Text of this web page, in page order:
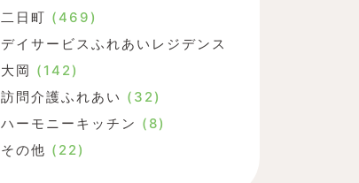
二日町 (469)
デイサービスふれあいレジデンス
大岡 (142)
訪問介護ふれあい (32)
ハーモニーキッチン (8)
その他 (22)